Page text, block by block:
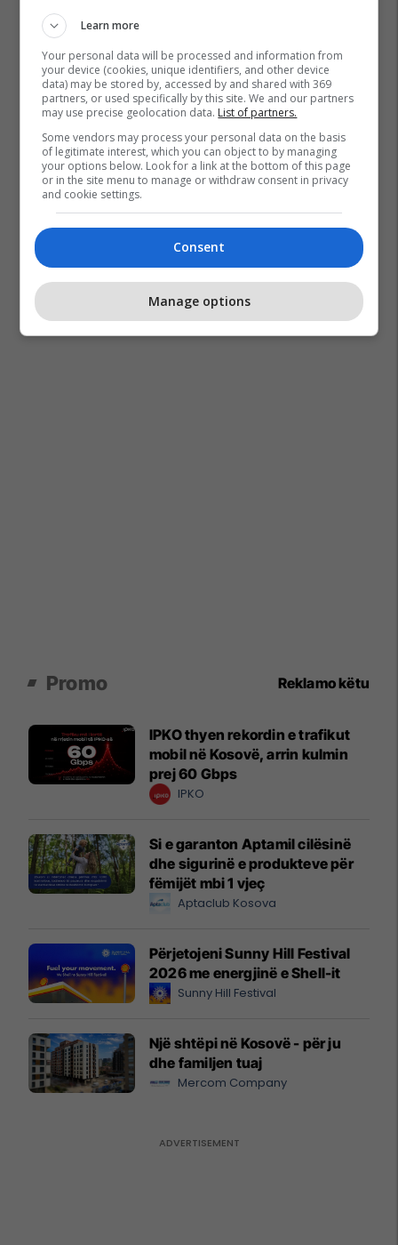
Maqedonia Në Nato Dhe Be Reformat Në Maqedoni
Promo Reklamo këtu
IPKO thyen rekordin e trafikut
mobil në Kosovë, arrin kulmin
prej 60 Gbps
IPKO
Si e garanton Aptamil cilësinë
dhe sigurinë e produkteve për
fëmijët mbi 1 vjeç
Aptaclub Kosova
Përjetojeni Sunny Hill Festival
2026 me energjinë e Shell-it
Sunny Hill Festival
Një shtëpi në Kosovë - për ju
dhe familjen tuaj
Mercom Company
Learn more
Your personal data will be processed and information from
your device (cookies, unique identifiers, and other device
data) may be stored by, accessed by and shared with 369
partners, or used specifically by this site. We and our partners
may use precise geolocation data. List of partners.
Some vendors may process your personal data on the basis
of legitimate interest, which you can object to by managing
your options below. Look for a link at the bottom of this page
or in the site menu to manage or withdraw consent in privacy
and cookie settings.
Consent
Manage options